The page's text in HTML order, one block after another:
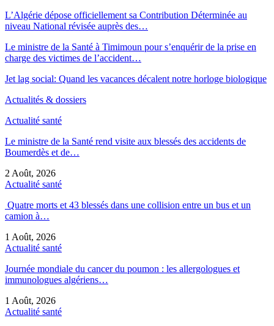
L’Algérie dépose officiellement sa Contribution Déterminée au
niveau National révisée auprès des…
Le ministre de la Santé à Timimoun pour s’enquérir de la prise en
charge des victimes de l’accident…
Jet lag social: Quand les vacances décalent notre horloge biologique
Actualités & dossiers
Actualité santé
Le ministre de la Santé rend visite aux blessés des accidents de
Boumerdès et de…
2 Août, 2026
Actualité santé
Quatre morts et 43 blessés dans une collision entre un bus et un
camion à…
1 Août, 2026
Actualité santé
Journée mondiale du cancer du poumon : les allergologues et
immunologues algériens…
1 Août, 2026
Actualité santé